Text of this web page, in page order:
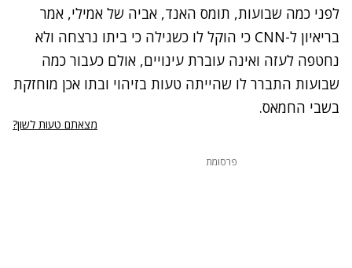
לפני כמה שבועות, תומס האנד, אביה של אמילי, אמר
בריאיון ל-CNN כי הוקל לו כשגילה כי ביתו נרצחה ולא
נחטפה לעזה ואינה עוברת עינויים, אולם כעבור כמה
שבועות התברר לו שהייתה טעות בזיהוי ובתו אכן מוחזקת
בשבי החמאס.
מצאתם טעות לשון?
פרסומת